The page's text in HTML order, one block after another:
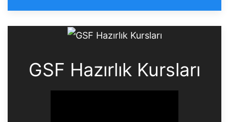
GSF Hazırlık Kursları